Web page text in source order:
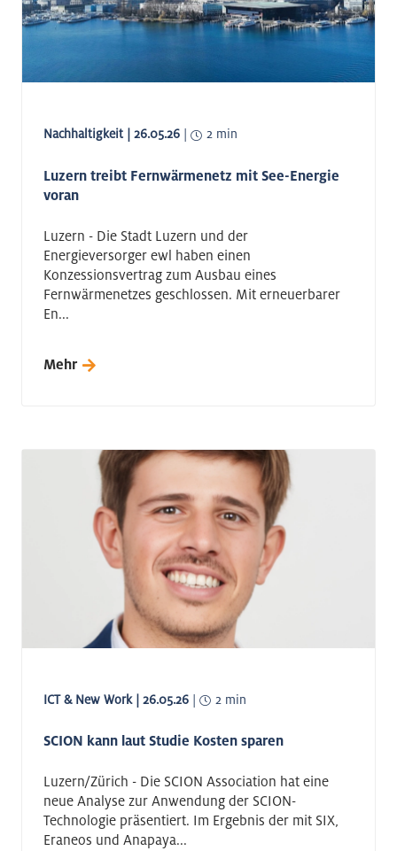
Nachhaltigkeit | 26.05.26 | 2 min
Luzern treibt Fernwärmenetz mit See-Energie
voran
Luzern - Die Stadt Luzern und der
Energieversorger ewl haben einen
Konzessionsvertrag zum Ausbau eines
Fernwärmenetzes geschlossen. Mit erneuerbarer
En...
Mehr
ICT & New Work | 26.05.26 | 2 min
SCION kann laut Studie Kosten sparen
Luzern/Zürich - Die SCION Association hat eine
neue Analyse zur Anwendung der SCION-
Technologie präsentiert. Im Ergebnis der mit SIX,
Eraneos und Anapaya...